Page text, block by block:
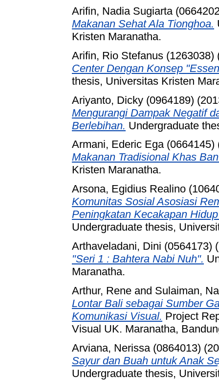
Arifin, Nadia Sugiarta
Makanan Sehat Ala Tionghoa.
Kristen Maranatha.
Arifin, Rio Stefanus (1263038)
Center Dengan Konsep
thesis, Universitas Kristen
Ariyanto, Dicky (0964189)
Mengurangi Dampak Negatif
Berlebihan. Undergraduate
Armani, Ederic Ega (0664145)
Makanan Tradisional Khas
Kristen Maranatha.
Arsona, Egidius Realino
Komunitas Sosial Asosiasi
Peningkatan Kecakapan
Undergraduate thesis,
Arthaveladani, Dini (0564173)
"Seri 1 : Bahtera Nabi Nuh".
Maranatha.
Arthur, Rene and Sulaiman,
Lontar Bali sebagai Sumber
Komunikasi Visual. Project
Visual UK. Maranatha,
Arviana, Nerissa (0864013)
Sayur dan Buah untuk Anak
Undergraduate thesis,